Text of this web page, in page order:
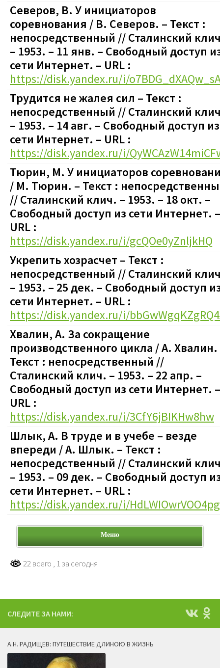
Северов, В. У инициаторов
соревнования / В. Северов. – Текст :
непосредственный // Сталинский
– 1953. – 11 янв. – Свободный доступ
сети Интернет. – URL :
https://disk.yandex.ru/i/
Трудится не жалея сил – Текст :
непосредственный // Сталинский
– 1953. – 14 авг. – Свободный доступ из
сети Интернет. – URL :
https://disk.yandex.ru/i/
Тюрин, М. У инициаторов
/ М. Тюрин. – Текст :
// Сталинский клич. – 1953. – 18 окт. –
Свободный доступ из сети Интернет. –
URL :
https://disk.yandex.ru/i/gcQOe0yZnljkHQ
Укрепить хозрасчет – Текст :
непосредственный // Сталинский
– 1953. – 25 дек. – Свободный доступ
сети Интернет. – URL :
https://disk.yandex.ru/i/
Хвалин, А. За сокращение
производственного цикла / А. Хвалин.
Текст : непосредственный //
Сталинский клич. – 1953. – 22 апр. –
Свободный доступ из сети Интернет. –
URL :
https://disk.yandex.ru/i/3CfY6jBIKHw8hw
Шлык, А. В труде и в учебе – везде
впереди / А. Шлык. – Текст :
непосредственный // Сталинский
– 1953. – 09 дек. – Свободный доступ
сети Интернет. – URL :
https://disk.yandex.ru/i/HdLWIOwrVOO4pg
Меню
22 всего , 1 за сегодня
СЛЕДИТЕ ЗА НАМИ:
А.Н. РАДИЩЕВ: ПУТЕШЕСТВИЕ ДЛИНОЮ В ЖИЗНЬ